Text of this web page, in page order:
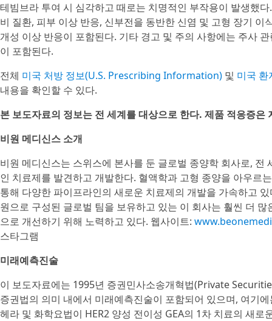
테빔브라 투여 시 심각하고 때로는 치명적인 부작용이 발생했
비 질환, 피부 이상 반응, 신부전을 동반한 신염 및 고형 장기
개성 이상 반응이 포함된다. 기타 경고 및 주의 사항에는 주사
이 포함된다.
전체 미국 처방 정보(U.S. Prescribing Information) 및 미국
내용을 확인할 수 있다.
본 보도자료의 정보는 전 세계를 대상으로 한다. 제품 적응증은
비원 메디신스 소개
비원 메디신스는 스위스에 본사를 둔 글로벌 종양학 회사로,
인 치료제를 발견하고 개발한다. 혈액학과 고형 종양을 아우르
통해 다양한 파이프라인의 새로운 치료제의 개발을 가속하고
원으로 구성된 글로벌 팀을 보유하고 있는 이 회사는 훨씬 더
으로 개선하기 위해 노력하고 있다. 웹사이트:
스타그램
미래예측진술
이 보도자료에는 1995년 증권민사소송개혁법(Private
증권법의 의미 내에서 미래예측진술이 포함되어 있으며, 여기
헤라 및 화학요법이 HER2 양성 전이성 GEA의 1차 치료의 새